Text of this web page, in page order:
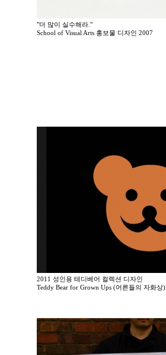
"더 많이 실수해라."
School of Visual Arts 홍보물 디자인 2007
2011 성인용 테디베어 컬렉션 디자인
Teddy Bear for Grown Ups (어른들의 자화상)